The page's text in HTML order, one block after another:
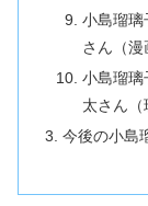
小島瑠璃
さん（漫
小島瑠璃
太さん（
今後の小島